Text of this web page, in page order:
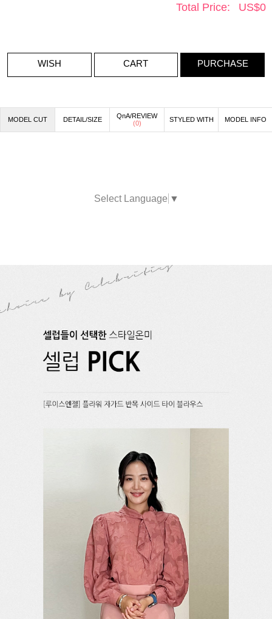
Total Price: US$0
WISH CART PURCHASE
MODEL CUT DETAIL/SIZE
QnA/REVIEW
(0) STYLED WITH MODEL INFO
Select Language ▼